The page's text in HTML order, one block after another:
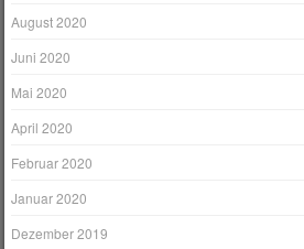
August 2020
Juni 2020
Mai 2020
April 2020
Februar 2020
Januar 2020
Dezember 2019